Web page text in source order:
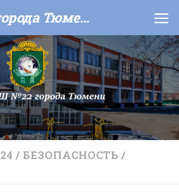
МАОУ СОШ № 22 города Тюмени
/ БЕЗОПАСНОСТЬ /